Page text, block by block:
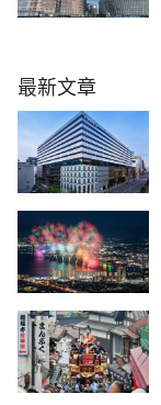
最新文章